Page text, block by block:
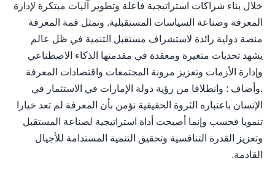
خلال بناء شراكات استراتيجية فاعلة وتطوير آليات مبتكرة لإدارة
المعرفة وصناعة السياسات المستقبلية. وتمثل قمة المعرفة
منصة دولية رائدة لاستشراف مستقبل التنمية في ظل عالم
يشهد تحديات متغيرة ومعقدة في مقدمتها الذكاء الاصطناعي
وإدارة الأزمات وتعزيز مرونة المجتمعات واقتصادات المعرفة
.وأضاف : وانطلاقا من رؤية دولة الإمارات في الاستثمار في
الإنسان باعتباره الثروة الحقيقية نؤمن بأن المعرفة لم تعد خيارا
تنمويا فحسب وإنما أصبحت أداة استراتيجية لصناعة المستقبل
وتعزيز القدرة التنافسية وتحقيق التنمية المستدامة للأجيال
القادمة.